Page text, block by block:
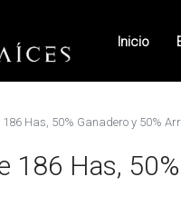
Inicio
Has, 50% Ganadero y 50%
186 Has,